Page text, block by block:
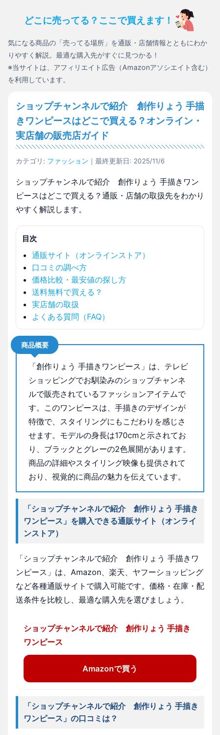
どこに売ってる？ここで買えます！
気になる商品の「売ってる場所」を通販・店舗情報とともにわか
りやすく解説。最適な購入先がすぐに見つかる！
※当サイトは、アフィリエイト広告（Amazonアソシエイト含む）
を利用しています。
ショップチャンネルで紹介 創作りょう 手描
きワンピースはどこで買える？オンライン・
実店舗の販売店ガイド
カテゴリ: ファッション ｜最終更新日: 2025/11/6
ショップチャンネルで紹介 創作りょう 手描きワン
ピースはどこで買える？通販・店舗の取扱先をわかり
やすく解説します。
目次
通販サイト（オンラインストア）
口コミの調べ方
価格比較・最安値の探し方
送料無料で買える？
実店舗の取扱
よくある質問（FAQ）
商品概要
「創作りょう 手描きワンピース」は、テレビ
ショッピングでお馴染みのショップチャンネ
ルで販売されているファッションアイテムで
す。このワンピースは、手描きのデザインが
特徴で、スタイリングにもこだわりを感じさ
せます。モデルの身長は170cmと示されてお
り、ブラックとグレーの2色展開があります。
商品の詳細やスタイリング映像も提供されて
おり、視覚的に商品の魅力を伝えています。
「ショップチャンネルで紹介 創作りょう 手描き
ワンピース」を購入できる通販サイト（オンライ
ンストア）
「ショップチャンネルで紹介 創作りょう 手描きワ
ンピース」は、Amazon、楽天、ヤフーショッピング
など各種通販サイトで購入可能です。価格・在庫・配
送条件を比較し、最適な購入先を選びましょう。
ショップチャンネルで紹介 創作りょう 手描き
ワンピース
Amazonで買う
「ショップチャンネルで紹介 創作りょう 手描き
ワンピース」の口コミは？